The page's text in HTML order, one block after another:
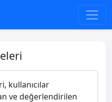
kullanıcılar
ve değerlendirilen